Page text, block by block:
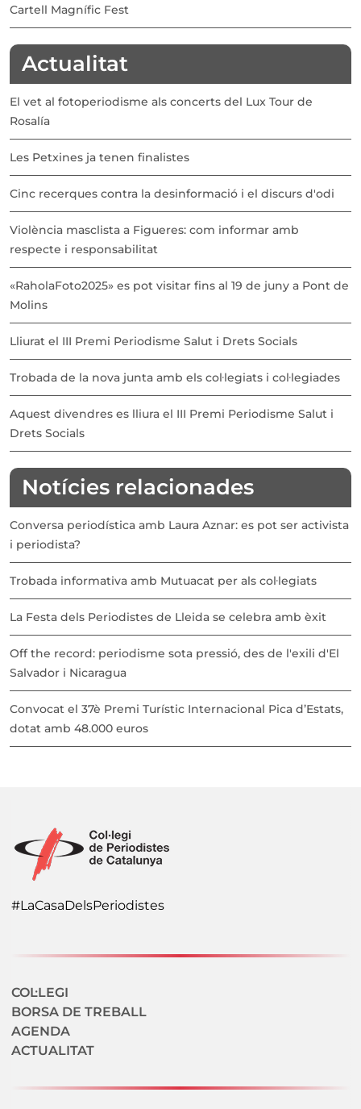
Cartell Magnífic Fest
Actualitat
El vet al fotoperiodisme als concerts del Lux Tour de
Rosalía
Les Petxines ja tenen finalistes
Cinc recerques contra la desinformació i el discurs d'odi
Violència masclista a Figueres: com informar amb
respecte i responsabilitat
«RaholaFoto2025» es pot visitar fins al 19 de juny a Pont de
Molins
Lliurat el III Premi Periodisme Salut i Drets Socials
Trobada de la nova junta amb els col·legiats i col·legiades
Aquest divendres es lliura el III Premi Periodisme Salut i
Drets Socials
Notícies relacionades
Conversa periodística amb Laura Aznar: es pot ser activista
i periodista?
Trobada informativa amb Mutuacat per als col·legiats
La Festa dels Periodistes de Lleida se celebra amb èxit
Off the record: periodisme sota pressió, des de l'exili d'El
Salvador i Nicaragua
Convocat el 37è Premi Turístic Internacional Pica d’Estats,
dotat amb 48.000 euros
#LaCasaDelsPeriodistes
Navegació secundaria
COL·LEGI
BORSA DE TREBALL
AGENDA
ACTUALITAT